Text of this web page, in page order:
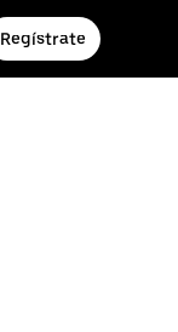
Regístrate